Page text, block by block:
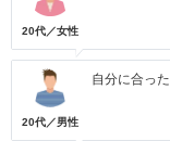
20代／女性
20代／男性
自分に合っ